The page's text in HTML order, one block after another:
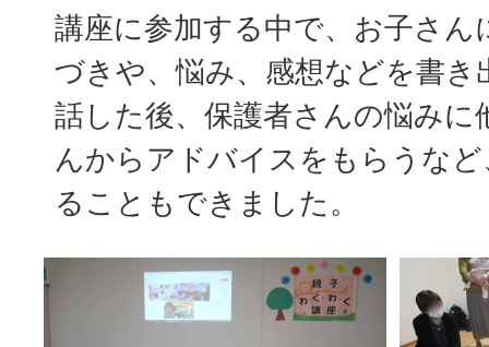
講座に参加する中で、お子さん
づきや、悩み、感想などを書き
話した後、保護者さんの悩みに
んからアドバイスをもらうな
ることもできました。